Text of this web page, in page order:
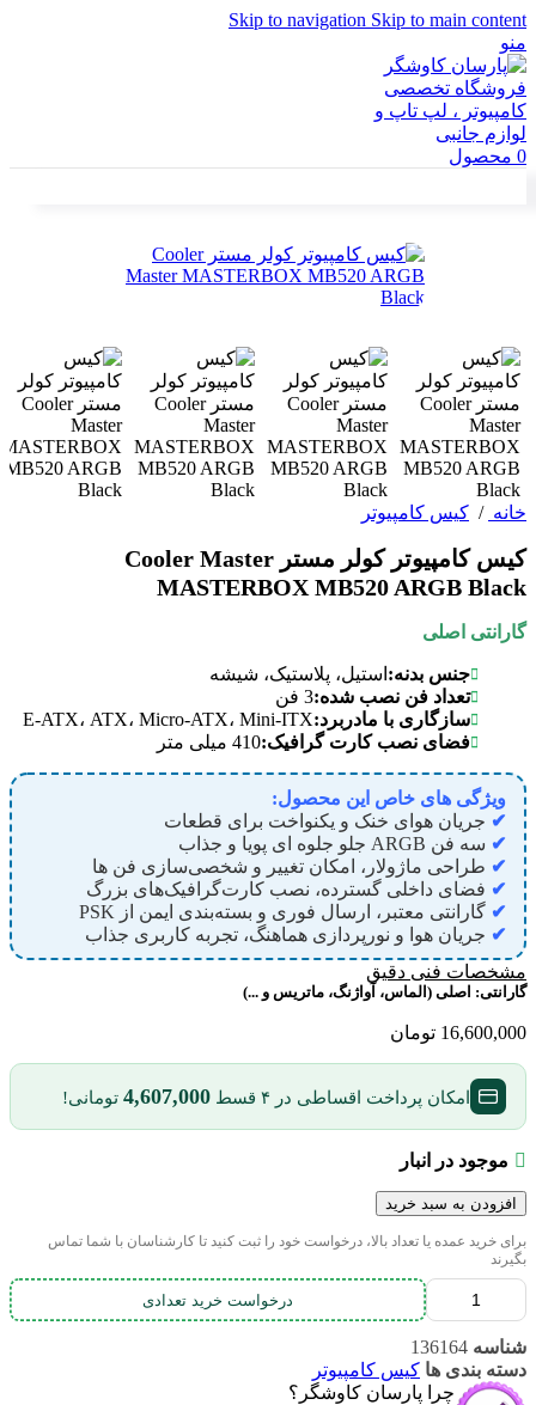
Skip to navigation Skip to main content
منو
0 محصول
خانه / کیس کامپیوتر
کیس کامپیوتر کولر مستر Cooler Master
MASTERBOX MB520 ARGB Black
گارانتی اصلی
جنس بدنه: استیل، پلاستیک، شیشه
تعداد فن نصب شده:3 فن
سازگاری با مادربرد:E-ATX، ATX، Micro-ATX، Mini-ITX
فضای نصب کارت گرافیک:410 میلی متر
ویژگی های خاص این محصول:
✔ جریان هوای خنک و یکنواخت برای قطعات
✔ سه فن ARGB جلو جلوه‌ ای پویا و جذاب
✔ طراحی ماژولار، امکان تغییر و شخصی‌سازی فن‌ ها
✔ فضای داخلی گسترده، نصب کارت‌گرافیک‌های بزرگ
✔ گارانتی معتبر، ارسال فوری و بسته‌بندی ایمن از PSK
✔ جریان هوا و نورپردازی هماهنگ، تجربه کاربری جذاب
مشخصات فنی دقیق
گارانتی: اصلی (الماس، آواژنگ، ماتریس و ...)
16,600,000 تومان
امکان پرداخت اقساطی در ۴ قسط 4,607,000 تومانی!
موجود در انبار
افزودن به سبد خرید
برای خرید عمده یا تعداد بالا، درخواست خود را ثبت کنید تا کارشناسان با شما تماس
بگیرند
درخواست خرید تعدادی
شناسه 136164
دسته بندی ها کیس کامپیوتر
چرا پارسان کاوشگر؟